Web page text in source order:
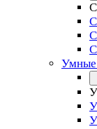
Умные